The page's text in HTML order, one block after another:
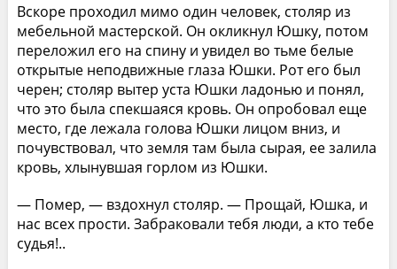
Вскоре проходил мимо один человек, столяр из
мебельной мастерской. Он окликнул Юшку, потом
переложил его на спину и увидел во тьме белые
открытые неподвижные глаза Юшки. Рот его был
черен; столяр вытер уста Юшки ладонью и понял,
что это была спекшаяся кровь. Он опробовал еще
место, где лежала голова Юшки лицом вниз, и
почувствовал, что земля там была сырая, ее залила
кровь, хлынувшая горлом из Юшки.
— Помер, — вздохнул столяр. — Прощай, Юшка, и
нас всех прости. Забраковали тебя люди, а кто тебе
судья!..